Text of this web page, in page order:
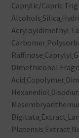
Caprylic/Capric
Alcohols Silica
Acryloyldimethyl
Carbomer
Raffinose Caprylyl
Dimethiconol
Acid Copolymer
Hexanediol
Digitata Extract
Platensis Extract